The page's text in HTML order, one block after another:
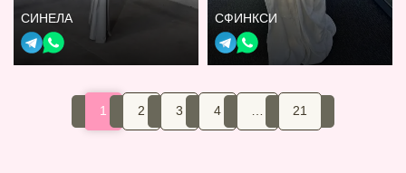
СИНЕЛА СФИНКСИ
1 2 3 4 21